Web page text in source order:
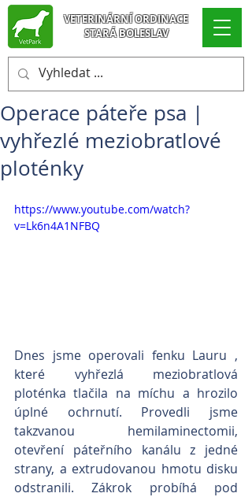
VETERINÁRNÍ ORDINACE
STARÁ BOLESLAV
Operace páteře psa |
vyhřezlé meziobratlové
ploténky
https://www.youtube.com/watch?
v=Lk6n4A1NFBQ
Dnes jsme operovali fenku Lauru ,
které vyhřezlá meziobratlová
ploténka tlačila na míchu a hrozilo
úplné ochrnutí. Provedli jsme
takzvanou hemilaminectomii,
otevření páteřního kanálu z jedné
strany, a extrudovanou hmotu disku
odstranili. Zákrok probíhá pod